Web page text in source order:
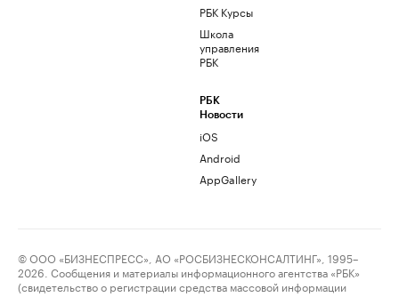
РБК Курсы
Школа
управления
РБК
РБК
Новости
iOS
Android
AppGallery
© ООО «БИЗНЕСПРЕСС», АО «РОСБИЗНЕСКОНСАЛТИНГ», 1995–
2026. Сообщения и материалы информационного агентства «РБК»
(свидетельство о регистрации средства массовой информации